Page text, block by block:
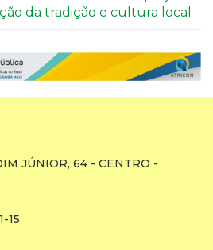
da tradição e cultura local
JÚNIOR, 64 - CENTRO -
15